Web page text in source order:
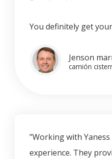
You definitely get
Jenson
camión
"Working with
experience. They